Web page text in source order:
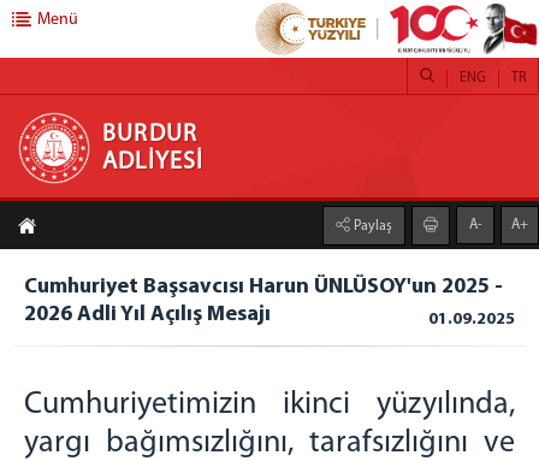
BURDUR ADLİYESİ
ANASAYFA
ADLİYEMİZ
Merkez ve Mülhakat Birim Müdürleri
Adliye Tanıtım
Lojman Bilgileri
2019 yılı Raporu
2020 yılı Raporu
Menü
BURDUR
ADLİYESİ
TR
ENG
Paylaş A- A+
Cumhuriyet Başsavcısı Harun ÜNLÜSOY'un 2025 -
2026 Adli Yıl Açılış Mesajı
01.09.2025
Cumhuriyetimizin ikinci yüzyılında,
yargı bağımsızlığını, tarafsızlığını ve